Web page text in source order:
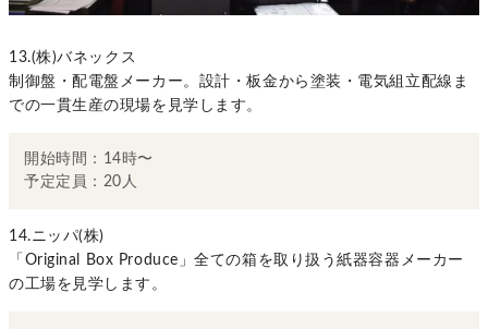
13.(株)バネックス
制御盤・配電盤メーカー。設計・板金から塗装・電気組立配線ま
での一貫生産の現場を見学します。
開始時間：14時〜
予定定員：20人
14.ニッパ(株)
「Original Box Produce」全ての箱を取り扱う紙器容器メーカー
の工場を見学します。